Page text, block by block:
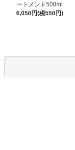
ートメント500ml
6,050円(税550円)